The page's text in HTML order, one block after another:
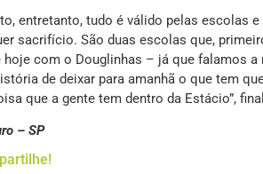
entretanto, tudo é válido pelas escolas
sacrifício. São duas escolas que,
hoje com o Douglinhas – já que falamos
de deixar para amanhã o que tem
que a gente tem dentro da Estácio”,
– SP